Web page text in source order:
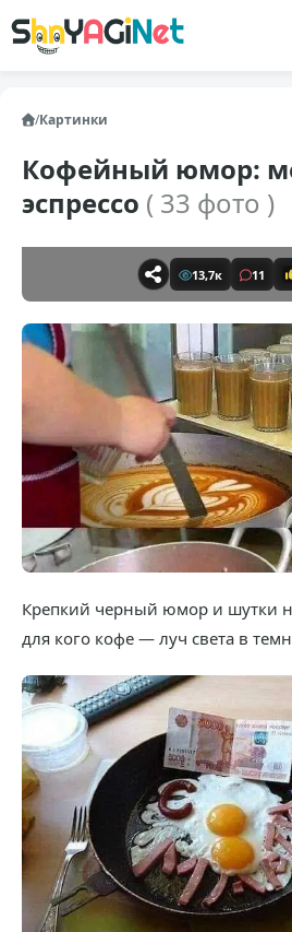
/Картинки
Кофейный юмор:
эспрессо ( 33 фото )
13,7к 11
Крепкий черный юмор и шутки
для кого кофе — луч света в